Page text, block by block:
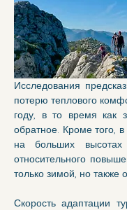
Исследования
потерю теплового
году, в то время как
обратное. Кроме того,
на больших
относительного
только зимой, но также
Скорость адаптации